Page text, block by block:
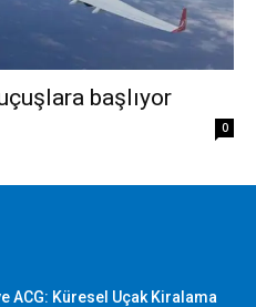
başlıyor
0
ACG: Küresel Uçak Kiralama